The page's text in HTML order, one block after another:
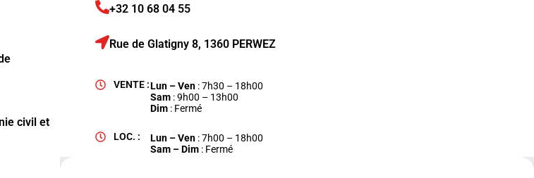
civil et
+32 10 68 04 55
Rue de Glatigny 8, 1360 PERWEZ
VENTE :Lun – Ven : 7h30 – 18h00
Sam : 9h00 – 13h00
Dim : Fermé
LOC. : Lun – Ven : 7h00 – 18h00
Sam – Dim : Fermé